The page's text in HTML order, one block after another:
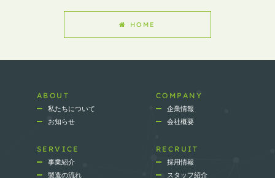
HOME
ABOUT COMPANY
私たちについて
企業情報
お知らせ
会社概要
SERVICE RECRUIT
事業紹介
採用情報
製造の流れ
スタッフ紹介